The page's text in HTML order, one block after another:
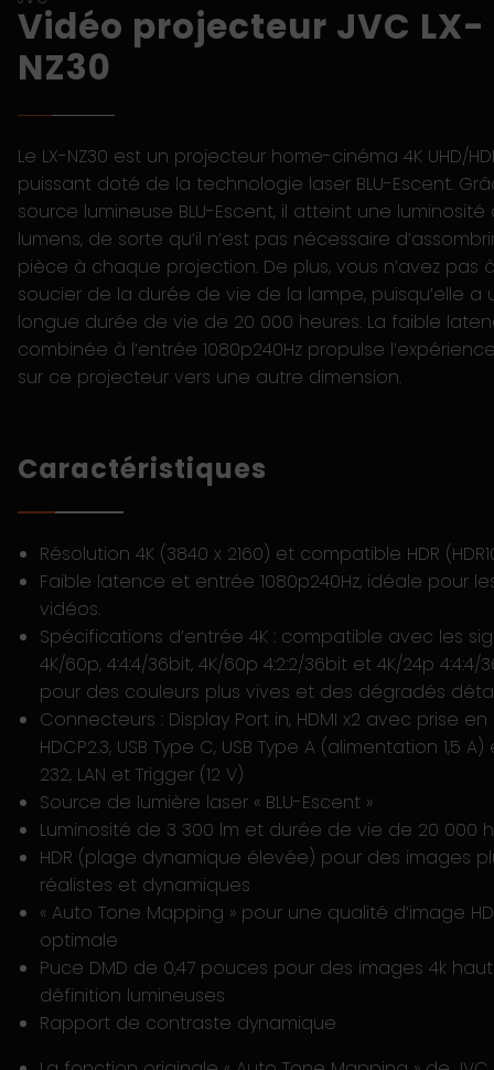
Vidéo projecteur JVC LX-
NZ30
Le LX-NZ30 est un projecteur home-cinéma 4K UHD/
puissant doté de la technologie laser BLU-Escent.
source lumineuse BLU-Escent, il atteint une luminosité
lumens, de sorte qu’il n’est pas nécessaire
pièce à chaque projection. De plus, vous n’avez pas
soucier de la durée de vie de la lampe, puisqu’elle a
longue durée de vie de 20 000 heures. La faible
combinée à l’entrée 1080p240Hz propulse
sur ce projecteur vers une autre dimension.
Caractéristiques
Résolution 4K (3840 x 2160) et compatible HDR
Faible latence et entrée 1080p240Hz, idéale pour
vidéos.
Spécifications d’entrée 4K : compatible avec les
4K/60p, 4:4:4/36bit, 4K/60p 4:2:2/36bit et 4K/24p 4:4:4/
pour des couleurs plus vives et des dégradés
Connecteurs : Display Port in, HDMI x2 avec prise
HDCP2.3, USB Type C, USB Type A (alimentation 1,5 A)
232, LAN et Trigger (12 V)
Source de lumière laser « BLU-Escent »
Luminosité de 3 300 lm et durée de vie de 20 000
HDR (plage dynamique élevée) pour des images
réalistes et dynamiques
« Auto Tone Mapping » pour une qualité d’image
optimale
Puce DMD de 0,47 pouces pour des images 4k
définition lumineuses
Rapport de contraste dynamique